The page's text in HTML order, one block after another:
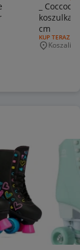
_
koszulka
cm
RODZAJ
KUP TERAZ
Koszalin